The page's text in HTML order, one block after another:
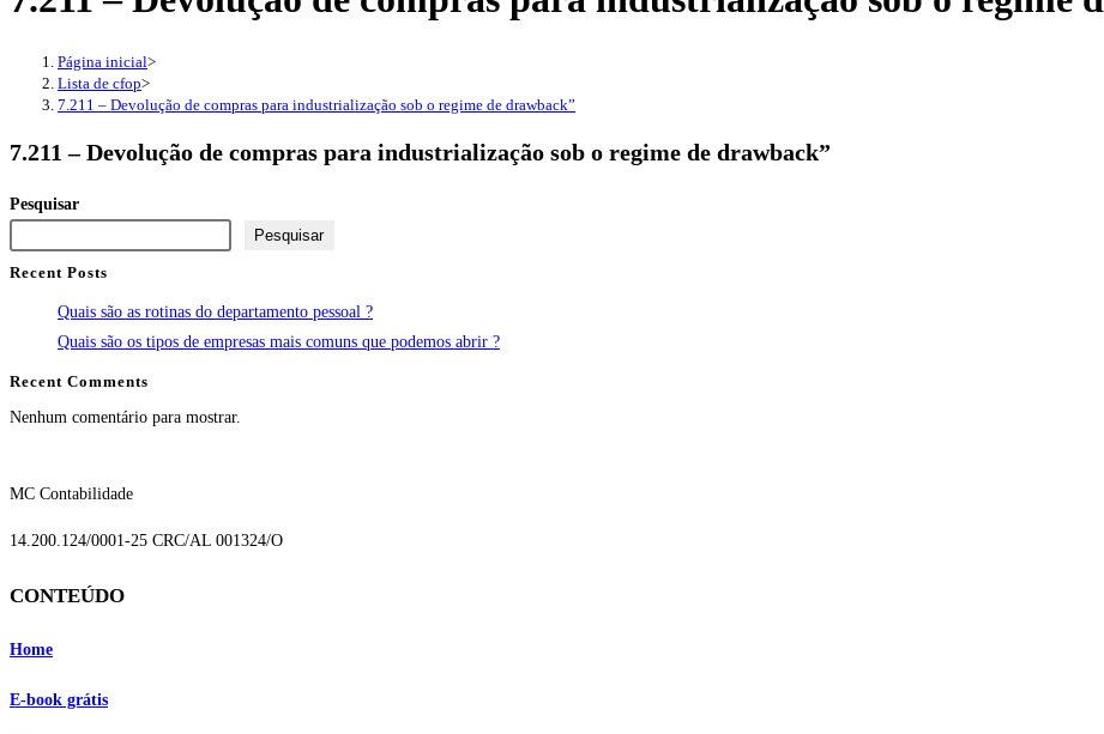
Página inicial>
Lista de cfop>
7.211 – Devolução de compras para industrialização sob o regime de drawback”
7.211 – Devolução de compras para industrialização sob o regime de drawback”
Pesquisar
Pesquisar
Recent Posts
Quais são as rotinas do departamento pessoal ?
Quais são os tipos de empresas mais comuns que podemos abrir ?
Recent Comments
Nenhum comentário para mostrar.
MC Contabilidade
14.200.124/0001-25 CRC/AL 001324/O
CONTEÚDO
Home
E-book grátis